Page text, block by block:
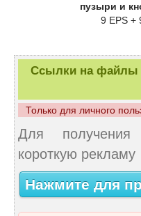
пузыри и
9 EPS +
Ссылки на файлы
Только для личного
Для получения
короткую рекламу
Нажмите для